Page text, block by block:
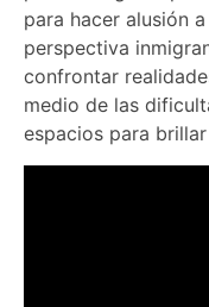
para hacer alusión
perspectiva
confrontar
medio de las
espacios para